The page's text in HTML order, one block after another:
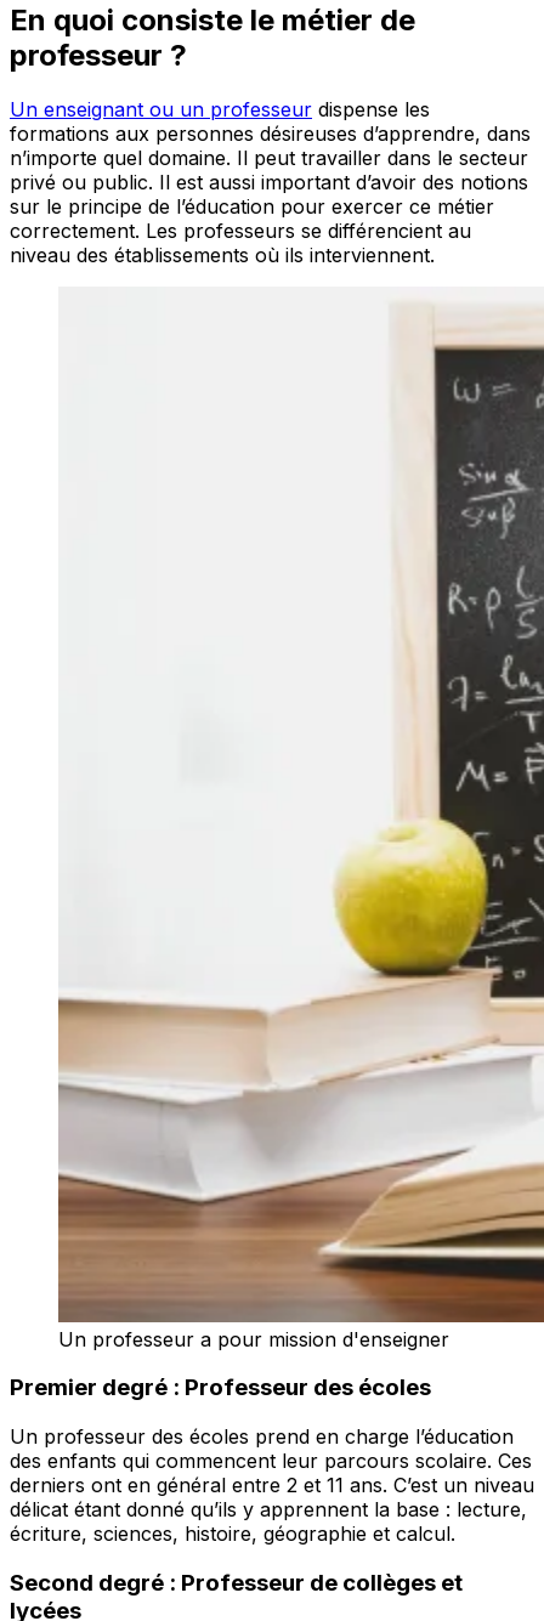
En quoi consiste le métier de
professeur ?
Un enseignant ou un professeur dispense les
formations aux personnes désireuses d’apprendre, dans
n’importe quel domaine. Il peut travailler dans le secteur
privé ou public. Il est aussi important d’avoir des notions
sur le principe de l’éducation pour exercer ce métier
correctement. Les professeurs se différencient au
niveau des établissements où ils interviennent.
Un professeur a pour mission d'enseigner
Premier degré : Professeur des écoles
Un professeur des écoles prend en charge l’éducation
des enfants qui commencent leur parcours scolaire. Ces
derniers ont en général entre 2 et 11 ans. C’est un niveau
délicat étant donné qu’ils y apprennent la base : lecture,
écriture, sciences, histoire, géographie et calcul.
Second degré : Professeur de collèges et
lycées